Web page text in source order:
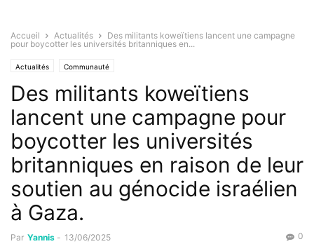
Accueil Actualités
Des militants koweïtiens lancent une campagne
pour boycotter les universités britanniques en...
Actualités Communauté
Des militants koweïtiens
lancent une campagne pour
boycotter les universités
britanniques en raison de leur
soutien au génocide israélien
à Gaza.
Par Yannis - 13/06/2025 0